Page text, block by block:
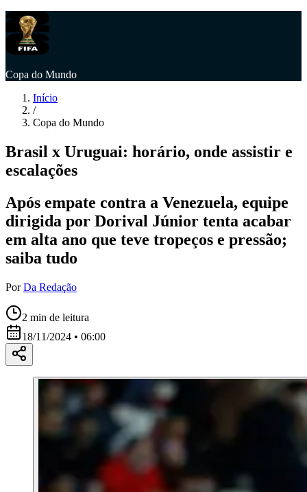
Copa do Mundo
Início
/
Copa do Mundo
Brasil x Uruguai: horário, onde assistir e
escalações
Após empate contra a Venezuela, equipe
dirigida por Dorival Júnior tenta acabar
em alta ano que teve tropeços e pressão;
saiba tudo
Por Da Redação
2 min de leitura
18/11/2024 • 06:00